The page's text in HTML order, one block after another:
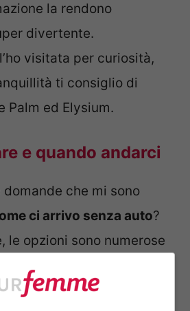
la rendono
divertente.
visitata per curiosità,
ti consiglio di
Palm ed Elysium.
e quando andarci
che mi sono
ci arrivo senza auto?
le opzioni sono numerose